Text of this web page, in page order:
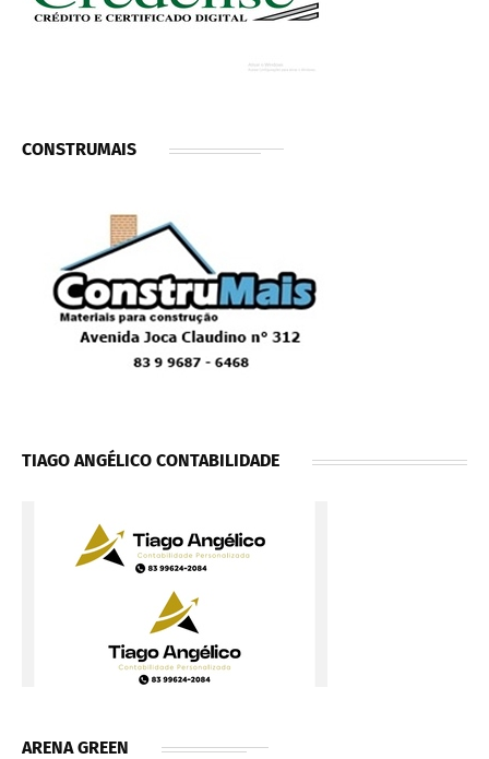
CONSTRUMAIS
TIAGO ANGÉLICO CONTABILIDADE
ARENA GREEN